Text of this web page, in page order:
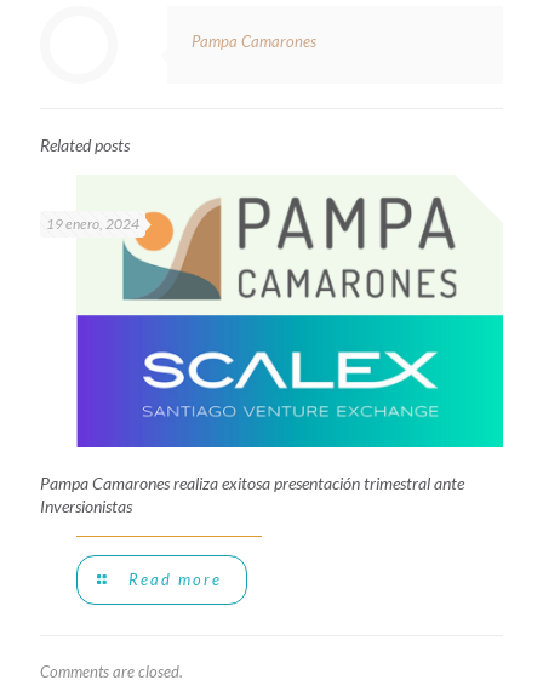
Pampa Camarones
Related posts
19 enero, 2024
Pampa Camarones realiza exitosa presentación trimestral ante
Inversionistas
Read more
Comments are closed.